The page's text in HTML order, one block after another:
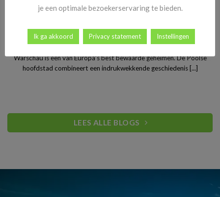
Stedentrip Warschau: ontdek de verrassende charme van
Polen’s bruisende hoofdstad
Warschau is een van Europa’s best bewaarde geheimen. De Poolse
hoofdstad combineert een indrukwekkende geschiedenis [...]
LEES ALLE BLOGS
je een optimale bezoekerservaring te bieden.
Ik ga akkoord Privacy statement Instellingen